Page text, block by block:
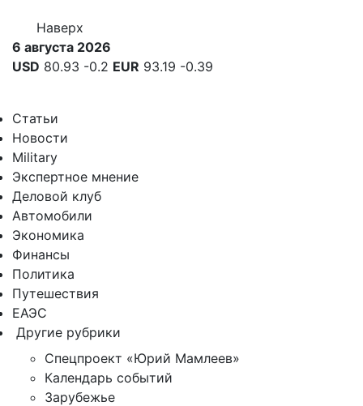
Наверх
6 августа 2026
USD 80.93 -0.2 EUR 93.19 -0.39
Статьи
Новости
Military
Экспертное мнение
Деловой клуб
Автомобили
Экономика
Финансы
Политика
Путешествия
ЕАЭС
Другие рубрики
Спецпроект «Юрий Мамлеев»
Календарь событий
Зарубежье